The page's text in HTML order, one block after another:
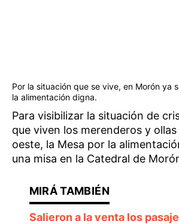
Por la situación que se vive, en Morón ya
la alimentación digna.
Para visibilizar la situación de
que viven los merenderos y
oeste, la Mesa por la
una misa en la Catedral de
Salieron a la venta los